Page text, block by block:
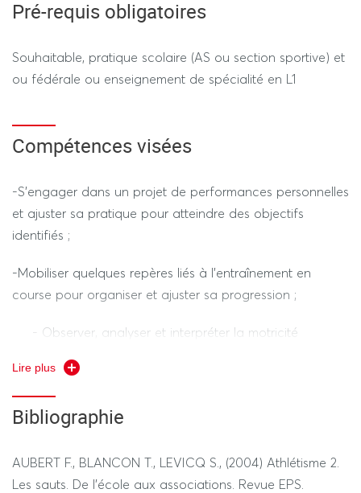
- Contrôle Continu(selon le calendrier des épreuves
dérogatoires)
Evaluations pratiques dans chacune des activités du
menu + cahier d’entrainement personnel (50%)
DST (50%), en fin de TD Durée de l’ épreuves hors
tiers temps 1h30
---------------- SESSION 2 ----------------
Une évaluation pratique dans chacune des activités du
DST (50%) Durée de l’ épreuves hors tiers temps 45 mn
Pré-requis obligatoires
Souhaitable, pratique scolaire (AS ou section sportive) et
ou fédérale ou enseignement de spécialité en L1
Compétences visées
-S’engager dans un projet de performances personnelles
et ajuster sa pratique pour atteindre des objectifs
identifiés ;
-Mobiliser quelques repères liés à l’entraînement en
course pour organiser et ajuster sa progression ;
- Observer, analyser et interpréter la motricité
d’une difficulté ;
- Mettre en relation l’observation motrice avec les
afin de proposer des ajustements pertinents pour soi-
même ou pour autrui ;
Lire plus
Bibliographie
AUBERT F., BLANCON T., LEVICQ S., (2004) Athlétisme 2.
Les sauts. De l’école aux associations. Revue EPS.